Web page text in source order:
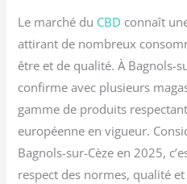
Le marché du CBD connaît
attirant de nombreux
être et de qualité. À Bagnols-
confirme avec plusieurs
gamme de produits
européenne en vigueur.
Bagnols-sur-Cèze en 2025,
respect des normes, qualité